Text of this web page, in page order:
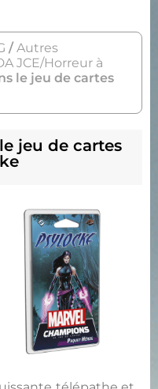
/Autres
JCE/Horreur à
le jeu de cartes
jeu de cartes